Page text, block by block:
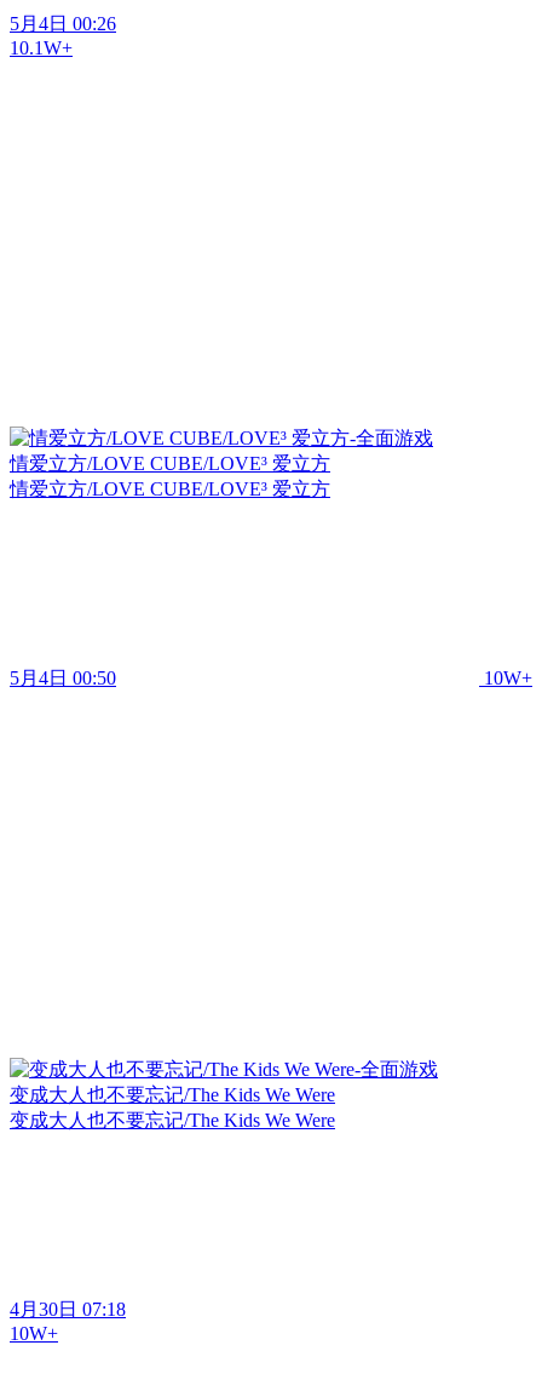
5月4日 00:26
10.1W+
情爱立方/LOVE CUBE/LOVE³ 爱立方
情爱立方/LOVE CUBE/LOVE³ 爱立方
5月4日 00:50 10W+
变成大人也不要忘记/The Kids We Were
变成大人也不要忘记/The Kids We Were
4月30日 07:18
10W+